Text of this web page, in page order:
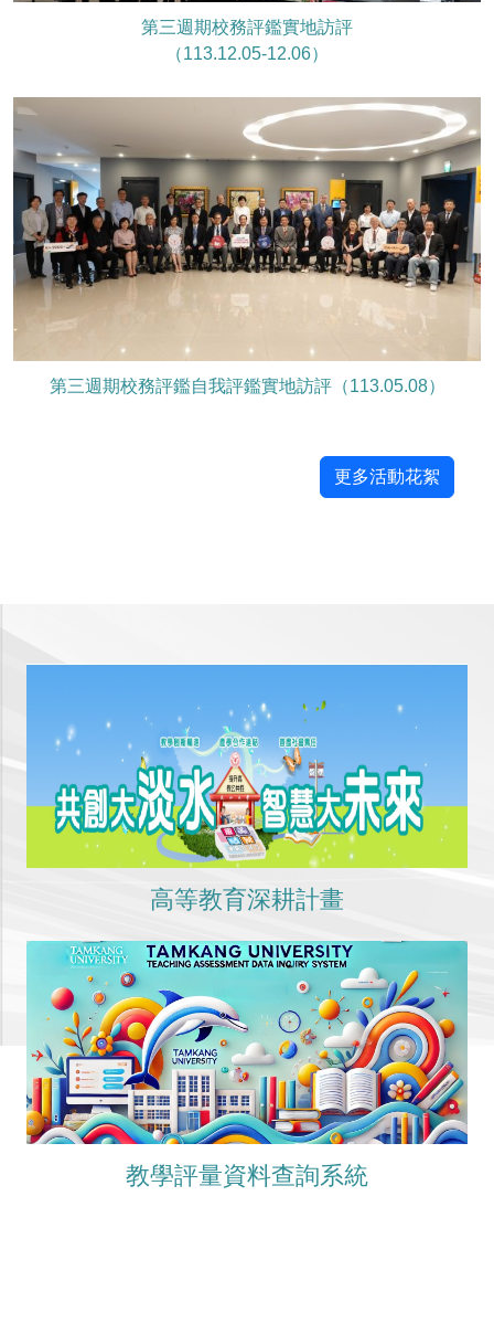
第三週期校務評鑑實地訪評
（113.12.05-12.06）
第三週期校務評鑑自我評鑑實地訪評（113.05.08）
更多活動花絮
高等教育深耕計畫
教學評量資料查詢系統